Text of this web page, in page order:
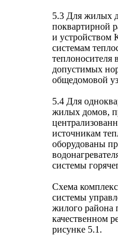
5.3 Для жилых
поквартирной
и устройством
системам
теплоносителя
допустимых
общедомовой
5.4 Для
жилых домов,
источникам
оборудованы
системы
Схема
системы
жилого района
качественном
рисунке 5.1.